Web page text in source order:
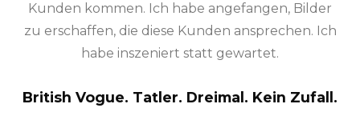
Kunden kommen. Ich habe angefangen, Bilder
zu erschaffen, die diese Kunden ansprechen. Ich
habe inszeniert statt gewartet.
British Vogue. Tatler. Dreimal. Kein Zufall.